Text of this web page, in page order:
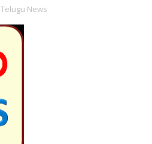
Telugu News